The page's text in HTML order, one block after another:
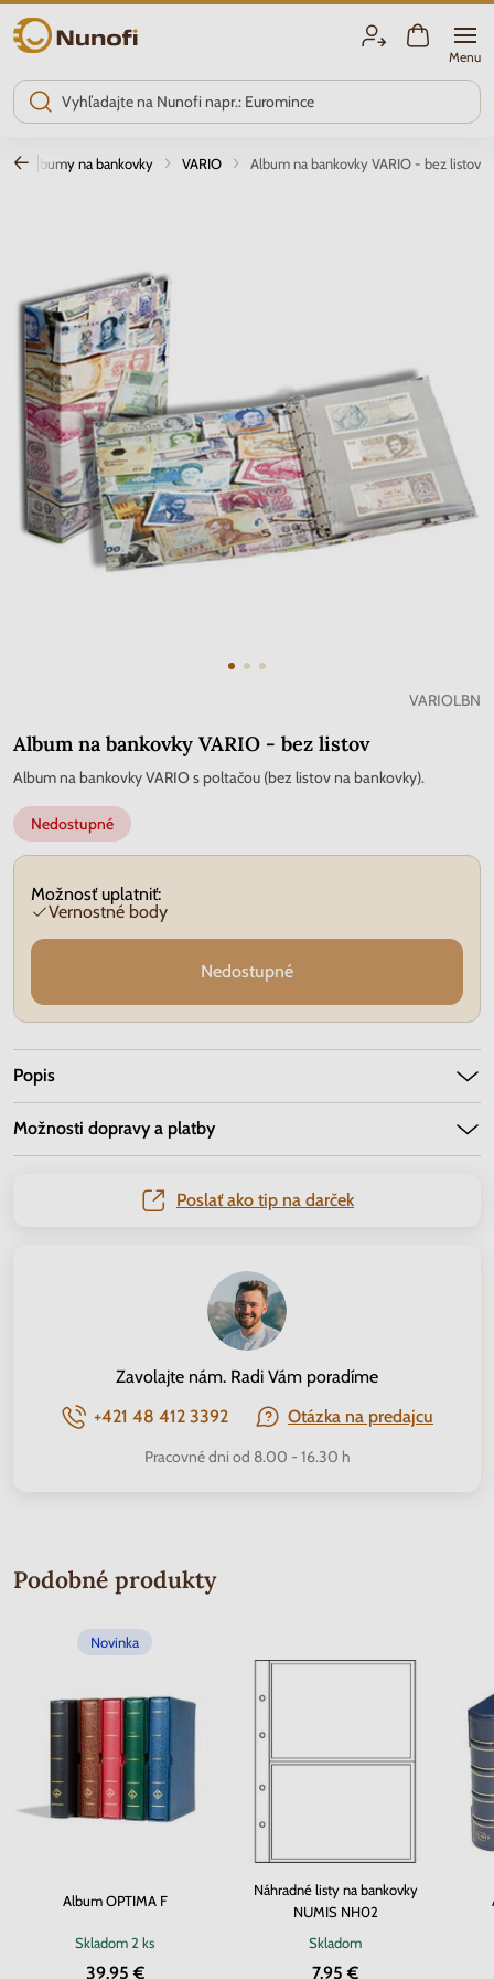
Nunofi.sk
Menu
Albumy na bankovky VARIO Album na bankovky VARIO - bez listov
VARIOLBN
Album na bankovky VARIO - bez listov
Album na bankovky VARIO s poltačou (bez listov na bankovky).
Nedostupné
Možnosť uplatniť:
Vernostné body
Nedostupné
Popis
Možnosti dopravy a platby
Poslať ako tip na darček
Zavolajte nám. Radi Vám poradíme
+421 48 412 3392
Otázka na predajcu
Pracovné dni od 8.00 - 16.30 h
Podobné produkty
Novinka
Album OPTIMA F
Skladom2 ks
39.95 €
Náhradné listy na bankovky
NUMIS NH02
Skladom
7.95 €